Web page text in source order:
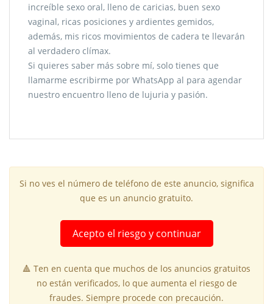
increíble sexo oral, lleno de caricias, buen sexo
vaginal, ricas posiciones y ardientes gemidos,
además, mis ricos movimientos de cadera te llevarán
al verdadero clímax.
Si quieres saber más sobre mí, solo tienes que
llamarme escribirme por WhatsApp al para agendar
nuestro encuentro lleno de lujuria y pasión.
Si no ves el número de teléfono de este anuncio, significa
que es un anuncio gratuito.
Acepto el riesgo y continuar
🔺 Ten en cuenta que muchos de los anuncios gratuitos
no están verificados, lo que aumenta el riesgo de
fraudes. Siempre procede con precaución.